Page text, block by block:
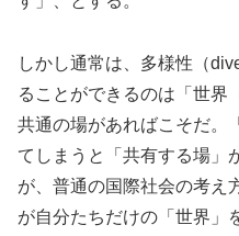
しかし通常は、多様性（
ることができるのは「世界
共通の場があればこそだ。
てしまうと「共有する場」
が、普通の国際社会の考え
が自分たちだけの「世界」